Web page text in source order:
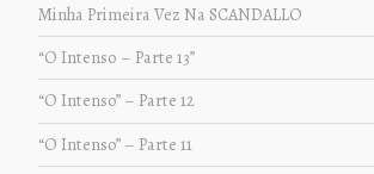
Minha Primeira Vez Na SCANDALLO
“O Intenso – Parte 13”
“O Intenso” – Parte 12
“O Intenso” – Parte 11